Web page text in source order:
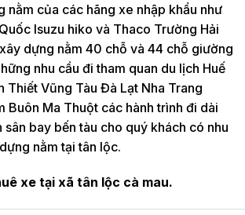
nằm của các hãng xe nhập khẩu như
Isuzu hiko và Thaco Trường Hải
dựng nằm 40 chỗ và 44 chỗ giường
nhu cầu đi tham quan du lịch Huế
Thiết Vũng Tàu Đà Lạt Nha Trang
Buôn Ma Thuột các hành trình đi dài
sân bay bến tàu cho quý khách có nhu
nằm tại tân lộc.
xe tại xã tân lộc cà mau.